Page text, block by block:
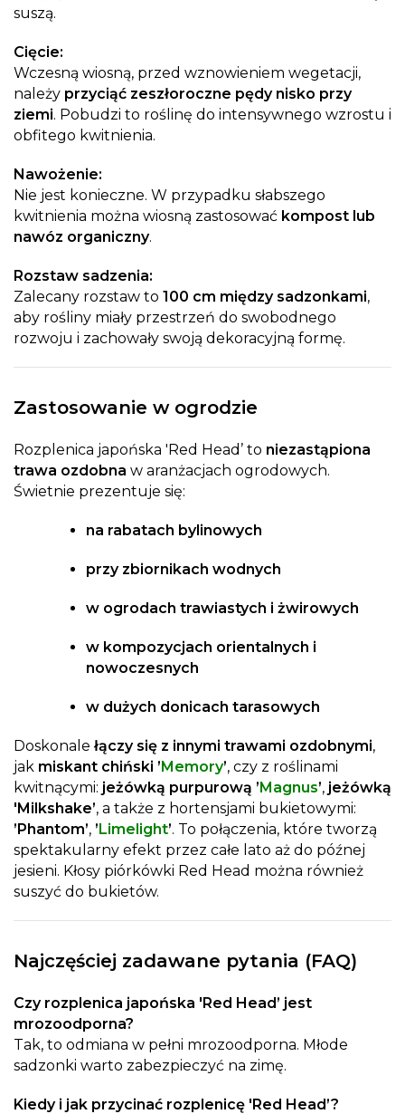
suszą.
Cięcie:
Wczesną wiosną, przed wznowieniem wegetacji,
należy przyciąć zeszłoroczne pędy nisko przy
ziemi. Pobudzi to roślinę do intensywnego wzrostu i
obfitego kwitnienia.
Nawożenie:
Nie jest konieczne. W przypadku słabszego
kwitnienia można wiosną zastosować kompost lub
nawóz organiczny.
Rozstaw sadzenia:
Zalecany rozstaw to 100 cm między sadzonkami,
aby rośliny miały przestrzeń do swobodnego
rozwoju i zachowały swoją dekoracyjną formę.
Zastosowanie w ogrodzie
Rozplenica japońska 'Red Head’ to niezastąpiona
trawa ozdobna w aranżacjach ogrodowych.
Świetnie prezentuje się:
na rabatach bylinowych
przy zbiornikach wodnych
w ogrodach trawiastych i żwirowych
w kompozycjach orientalnych i
nowoczesnych
w dużych donicach tarasowych
Doskonale łączy się z innymi trawami ozdobnymi,
jak miskant chiński ’ Memory’, czy z roślinami
kwitnącymi: jeżówką purpurową ’ Magnus’, jeżówką
'Milkshake’, a także z hortensjami bukietowymi:
’Phantom’, ’ Limelight’. To połączenia, które tworzą
spektakularny efekt przez całe lato aż do późnej
jesieni. Kłosy piórkówki Red Head można również
suszyć do bukietów.
Najczęściej zadawane pytania (FAQ)
Czy rozplenica japońska 'Red Head’ jest
mrozoodporna?
Tak, to odmiana w pełni mrozoodporna. Młode
sadzonki warto zabezpieczyć na zimę.
Kiedy i jak przycinać rozplenicę 'Red Head’?